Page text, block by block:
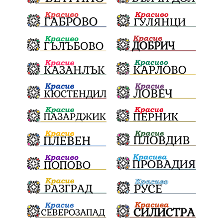
Издирване заплахи Хераклея Синтика
обществена поръчка Украйна Измама Е79
престъпление Георги Динев Великден 2025
почит Актуално История
Конституционен съд ВиК Стефан Апостолов
Радослав Ревански пострадали МРРБ
ИвелинМихайлов АнгелинаПопова
Социална политика партия "Мафия" Съд
Сигурност Училища Доброволци
културно наследство Задържане под стража